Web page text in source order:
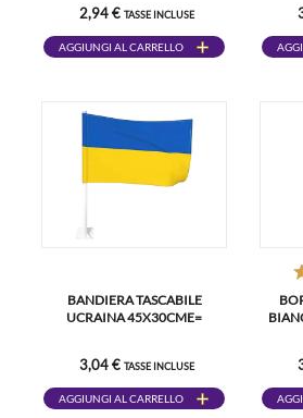
2,94 € TASSE INCLUSE
AGGIUNGI AL CARRELLO
BANDIERA TASCABILE
UCRAINA 45X30CME=
3,04 € TASSE INCLUSE
AGGIUNGI AL CARRELLO